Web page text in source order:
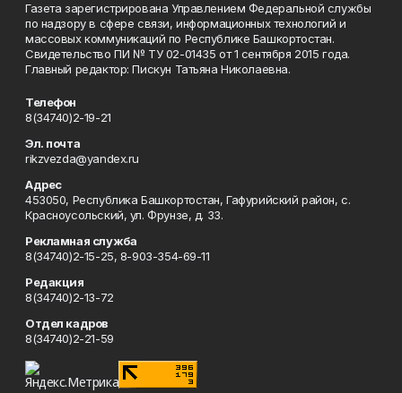
Газета зарегистрирована Управлением Федеральной службы
по надзору в сфере связи, информационных технологий и
массовых коммуникаций по Республике Башкортостан.
Свидетельство ПИ № ТУ 02-01435 от 1 сентября 2015 года.
Главный редактор: Пискун Татьяна Николаевна.
Телефон
8(34740)2-19-21
Эл. почта
rikzvezda@yandex.ru
Адрес
453050, Республика Башкортостан, Гафурийский район, с.
Красноусольский, ул. Фрунзе, д. 33.
Рекламная служба
8(34740)2-15-25, 8-903-354-69-11
Редакция
8(34740)2-13-72
Отдел кадров
8(34740)2-21-59